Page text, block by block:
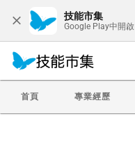
技能市集
Google Play中開啟
首頁 專業經歷